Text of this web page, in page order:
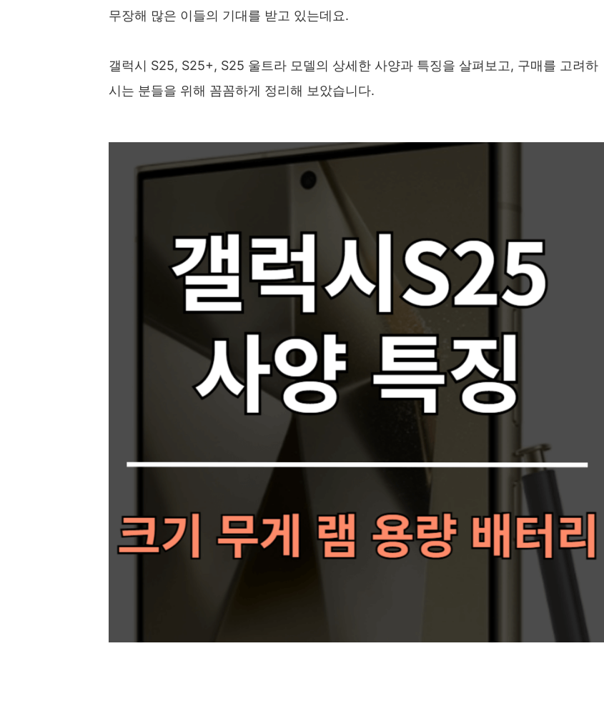
무장해 많은 이들의 기대를 받고 있는데요.
갤럭시 S25, S25+, S25 울트라 모델의 상세한 사양과 특징을 살펴보고, 구매를 고려하
시는 분들을 위해 꼼꼼하게 정리해 보았습니다.